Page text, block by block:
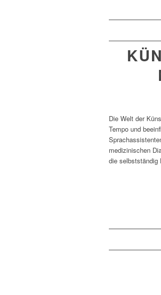
Die Welt der
Tempo und
medizinischen
die selbstständig